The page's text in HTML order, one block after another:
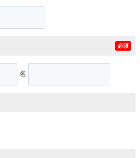
必須
名